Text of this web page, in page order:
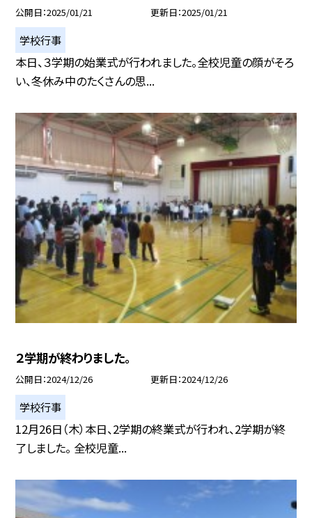
公開日 2025/01/21 更新日 2025/01/21
学校行事
本日、３学期の始業式が行われました。全校児童の顔がそろ
い、冬休み中のたくさんの思...
２学期が終わりました。
公開日 2024/12/26 更新日 2024/12/26
学校行事
12月26日（木）本日、2学期の終業式が行われ、2学期が終
了しました。 全校児童...